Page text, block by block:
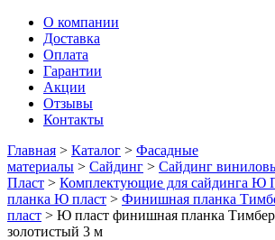
О компании
Доставка
Оплата
Гарантии
Акции
Отзывы
Контакты
Главная > Каталог > Фасадные
материалы > Сайдинг > Сайдинг
Пласт > Комплектующие для сайдинга Ю
планка Ю пласт > Финишная планка
пласт > Ю пласт финишная планка
золотистый 3 м